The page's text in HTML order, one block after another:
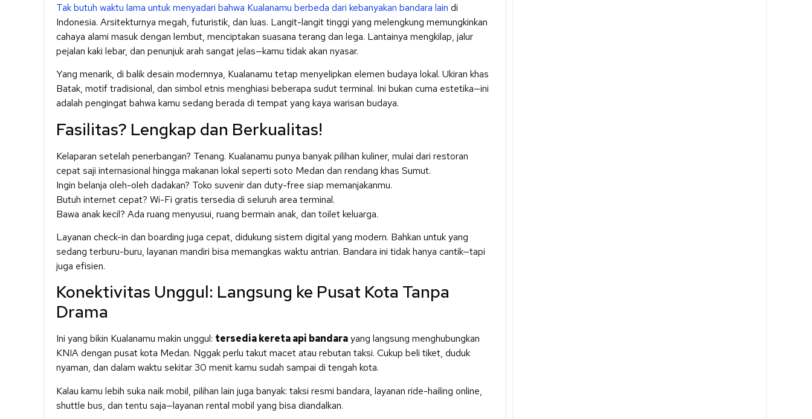
Tak butuh waktu lama untuk menyadari bahwa Kualanamu berbeda dari kebanyakan bandara lain di
Indonesia. Arsitekturnya megah, futuristik, dan luas. Langit-langit tinggi yang melengkung memungkinkan
cahaya alami masuk dengan lembut, menciptakan suasana terang dan lega. Lantainya mengkilap, jalur
pejalan kaki lebar, dan penunjuk arah sangat jelas—kamu tidak akan nyasar.
Yang menarik, di balik desain modernnya, Kualanamu tetap menyelipkan elemen budaya lokal. Ukiran khas
Batak, motif tradisional, dan simbol etnis menghiasi beberapa sudut terminal. Ini bukan cuma estetika—ini
adalah pengingat bahwa kamu sedang berada di tempat yang kaya warisan budaya.
Fasilitas? Lengkap dan Berkualitas!
Kelaparan setelah penerbangan? Tenang. Kualanamu punya banyak pilihan kuliner, mulai dari restoran
cepat saji internasional hingga makanan lokal seperti soto Medan dan rendang khas Sumut.
Ingin belanja oleh-oleh dadakan? Toko suvenir dan duty-free siap memanjakanmu.
Butuh internet cepat? Wi-Fi gratis tersedia di seluruh area terminal.
Bawa anak kecil? Ada ruang menyusui, ruang bermain anak, dan toilet keluarga.
Layanan check-in dan boarding juga cepat, didukung sistem digital yang modern. Bahkan untuk yang
sedang terburu-buru, layanan mandiri bisa memangkas waktu antrian. Bandara ini tidak hanya cantik—tapi
juga efisien.
Konektivitas Unggul: Langsung ke Pusat Kota Tanpa
Drama
Ini yang bikin Kualanamu makin unggul: tersedia kereta api bandarayang langsung menghubungkan
KNIA dengan pusat kota Medan. Nggak perlu takut macet atau rebutan taksi. Cukup beli tiket, duduk
nyaman, dan dalam waktu sekitar 30 menit kamu sudah sampai di tengah kota.
Kalau kamu lebih suka naik mobil, pilihan lain juga banyak: taksi resmi bandara, layanan ride-hailing online,
shuttle bus, dan tentu saja—layanan rental mobil yang bisa diandalkan.